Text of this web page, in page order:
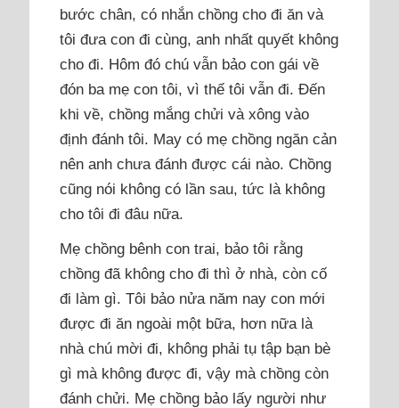
bước chân, có nhắn chồng cho đi ăn và
tôi đưa con đi cùng, anh nhất quyết không
cho đi. Hôm đó chú vẫn bảo con gái về
đón ba mẹ con tôi, vì thế tôi vẫn đi. Đến
khi về, chồng mắng chửi và xông vào
định đánh tôi. May có mẹ chồng ngăn cản
nên anh chưa đánh được cái nào. Chồng
cũng nói không có lần sau, tức là không
cho tôi đi đâu nữa.
Mẹ chồng bênh con trai, bảo tôi rằng
chồng đã không cho đi thì ở nhà, còn cố
đi làm gì. Tôi bảo nửa năm nay con mới
được đi ăn ngoài một bữa, hơn nữa là
nhà chú mời đi, không phải tụ tập bạn bè
gì mà không được đi, vậy mà chồng còn
đánh chửi. Mẹ chồng bảo lấy người như